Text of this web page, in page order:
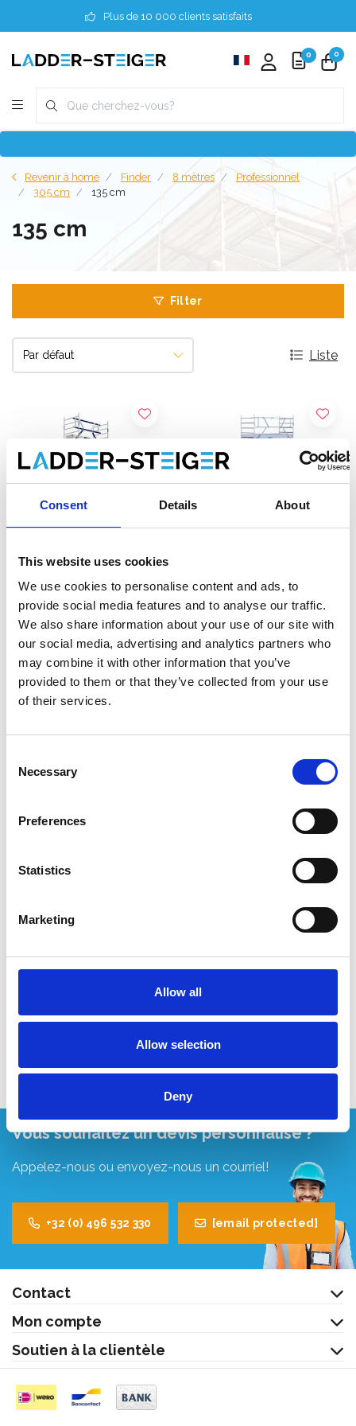
Consent Details About
This website uses cookies
We use cookies to personalise content and ads, to
provide social media features and to analyse our traffic.
We also share information about your use of our site with
our social media, advertising and analytics partners who
may combine it with other information that you’ve
provided to them or that they’ve collected from your use
of their services.
Selection
Necessary
Preferences
Statistics
Marketing
Allow all
Allow selection
Deny
Plus de 10 000 clients satisfaits
0 0
Revenir à home Finder 8 mètres
Professionnel
305 cm
135 cm
135 cm
Filter
Liste
Échafaudage roulant ASC
AGS Pro single 135 x 305 x
8,2 m hauteur travail
€3.539,00 €4.380,51
Afficher le produit
Échafaudage roulant
EuroScaffold Original
135x305 hauteur travail
8,2 m
€3.039,00 €3.760,64
AGS Pro double 135 x 305
x 8,2 m hauteur travail
HT
Afficher le produit
Échafaudage d'escalier
ASC 135x305 - 8 m
€5.746,00
Afficher le produit
Vous souhaitez un devis personnalisé ?
Appelez-nous ou envoyez-nous un courriel!
+32 (0) 496 532 330 [email protected]
Contact
Mon compte
Soutien à la clientèle